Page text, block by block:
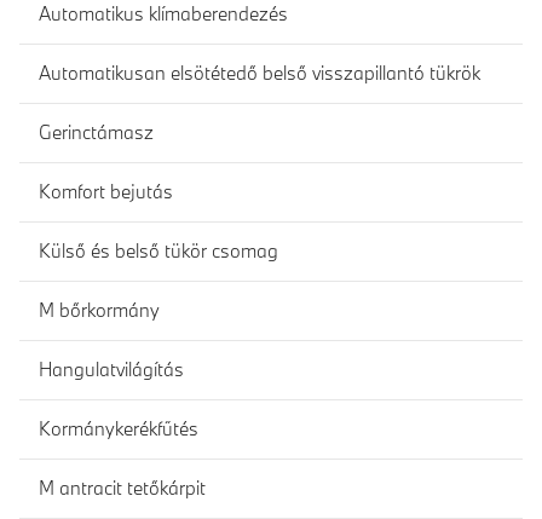
Automatikus klímaberendezés
Automatikusan elsötétedő belső visszapillantó tükrök
Gerinctámasz
Komfort bejutás
Külső és belső tükör csomag
M bőrkormány
Hangulatvilágítás
Kormánykerékfűtés
M antracit tetőkárpit